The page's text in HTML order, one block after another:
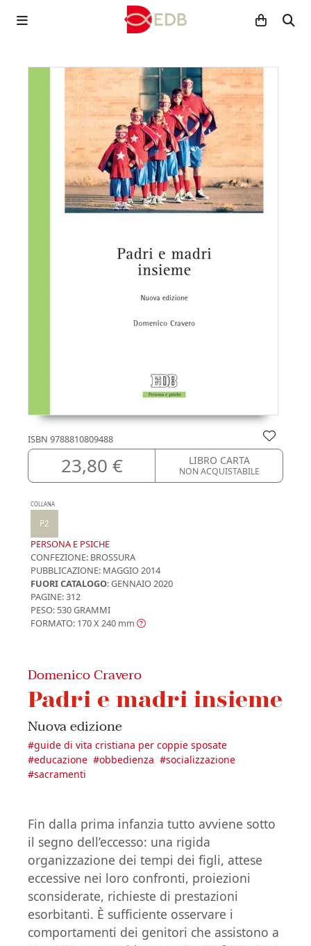
ISBN 9788810809488
23,80 € LIBRO CARTA
NON ACQUISTABILE
COLLANA
P2
PERSONA E PSICHE
CONFEZIONE: BROSSURA
PUBBLICAZIONE: MAGGIO 2014
FUORI CATALOGO: GENNAIO 2020
PAGINE: 312
PESO: 530 GRAMMI
FORMATO: 170 X 240 mm
Domenico Cravero
Padri e madri insieme
Nuova edizione
#guide di vita cristiana per coppie sposate
#educazione #obbedienza #socializzazione
#sacramenti
Fin dalla prima infanzia tutto avviene sotto
il segno dell’eccesso: una rigida
organizzazione dei tempi dei figli, attese
eccessive nei loro confronti, proiezioni
sconsiderate, richieste di prestazioni
esorbitanti. È sufficiente osservare i
comportamenti dei genitori che assistono a